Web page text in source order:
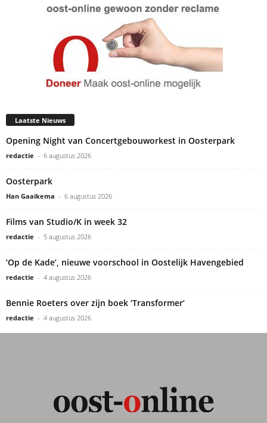
Laatste Nieuws
Opening Night van Concertgebouworkest in Oosterpark
redactie - 6 augustus 2026
Oosterpark
Han Gaaikema - 6 augustus 2026
Films van Studio/K in week 32
redactie - 5 augustus 2026
‘Op de Kade’, nieuwe voorschool in Oostelijk Havengebied
redactie - 4 augustus 2026
Bennie Roeters over zijn boek ‘Transformer’
redactie - 4 augustus 2026